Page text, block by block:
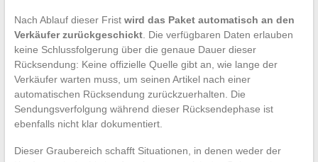
Nach Ablauf dieser Frist wird das Paket automatisch an den
Verkäufer zurückgeschickt. Die verfügbaren Daten erlauben
keine Schlussfolgerung über die genaue Dauer dieser
Rücksendung: Keine offizielle Quelle gibt an, wie lange der
Verkäufer warten muss, um seinen Artikel nach einer
automatischen Rücksendung zurückzuerhalten. Die
Sendungsverfolgung während dieser Rücksendephase ist
ebenfalls nicht klar dokumentiert.
Dieser Graubereich schafft Situationen, in denen weder der